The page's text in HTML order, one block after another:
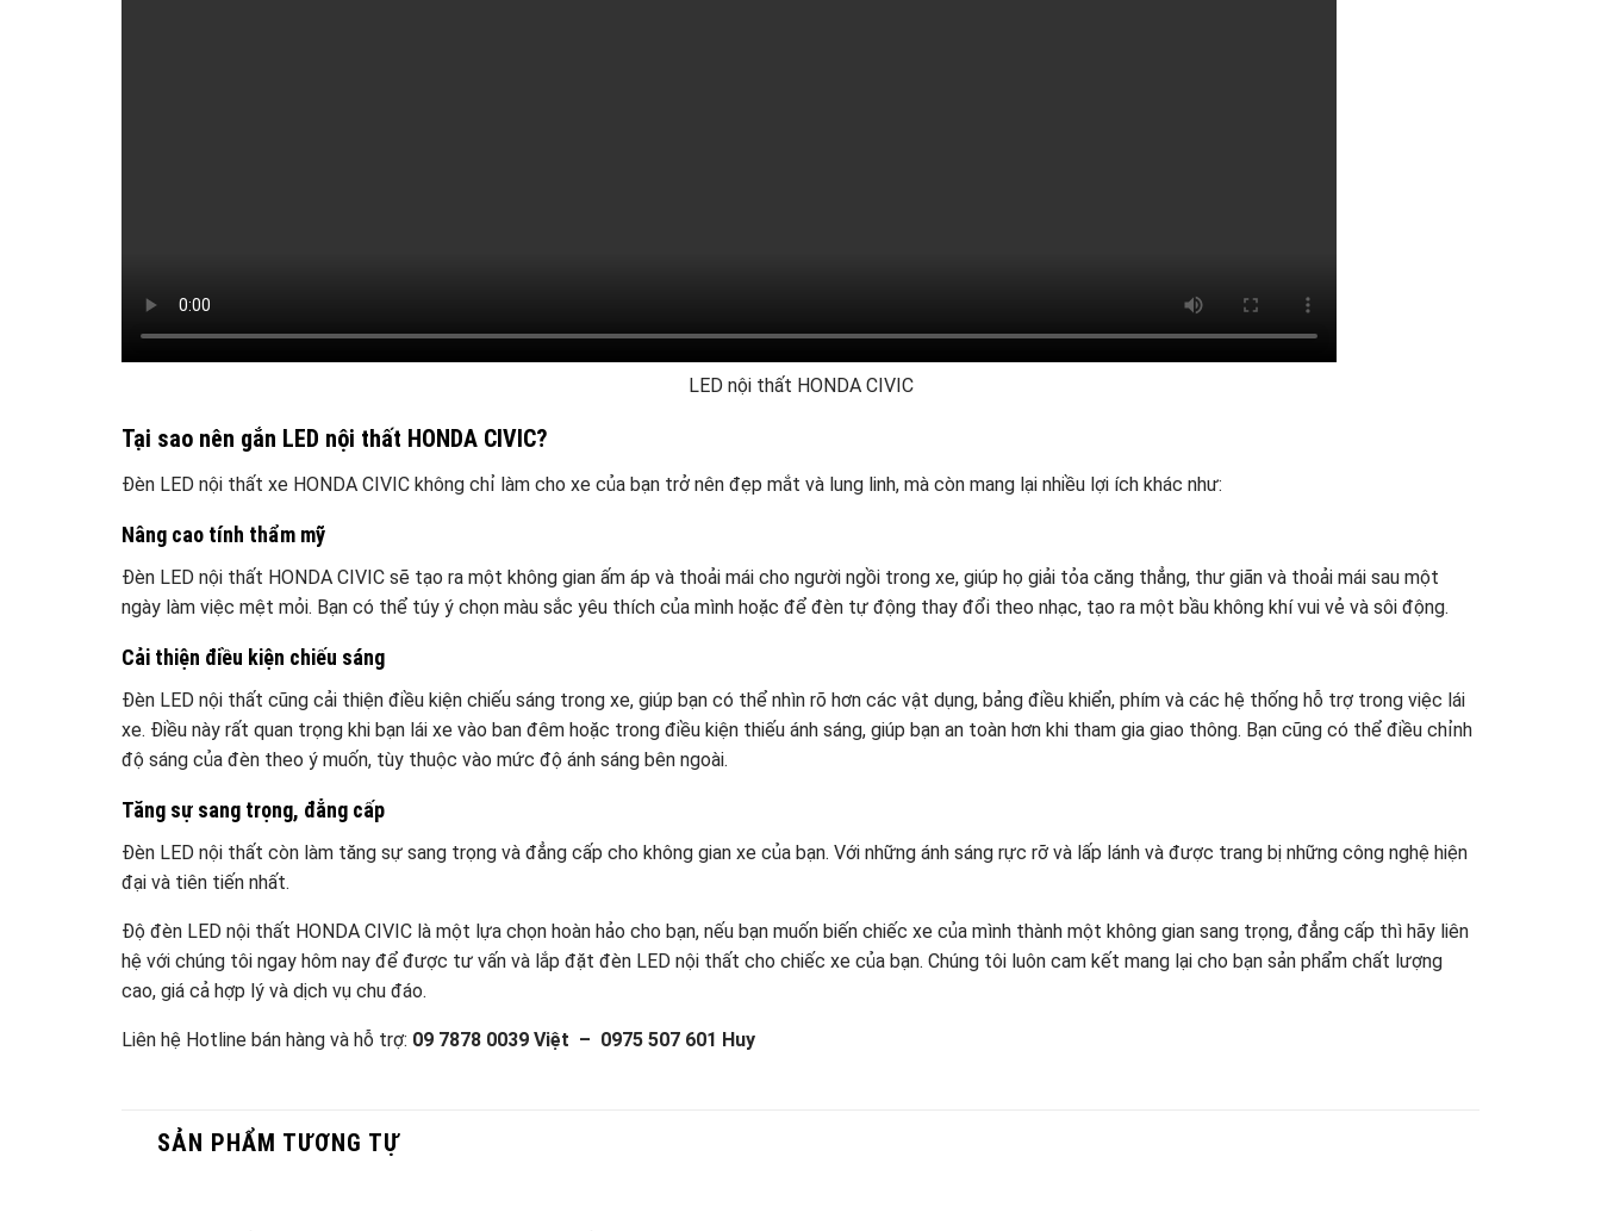
LED nội thất HONDA CIVIC
Tại sao nên gắn LED nội thất HONDA CIVIC?
Đèn LED nội thất xe HONDA CIVIC không chỉ làm cho xe của bạn trở nên đẹp mắt và lung linh, mà còn mang lại nhiều lợi ích khác như:
Nâng cao tính thẩm mỹ
Đèn LED nội thất HONDA CIVIC sẽ tạo ra một không gian ấm áp và thoải mái cho người ngồi trong xe, giúp họ giải tỏa căng thẳng, thư giãn và thoải mái sau một
ngày làm việc mệt mỏi. Bạn có thể túy ý chọn màu sắc yêu thích của mình hoặc để đèn tự động thay đổi theo nhạc, tạo ra một bầu không khí vui vẻ và sôi động.
Cải thiện điều kiện chiếu sáng
Đèn LED nội thất cũng cải thiện điều kiện chiếu sáng trong xe, giúp bạn có thể nhìn rõ hơn các vật dụng, bảng điều khiển, phím và các hệ thống hỗ trợ trong việc lái
xe. Điều này rất quan trọng khi bạn lái xe vào ban đêm hoặc trong điều kiện thiếu ánh sáng, giúp bạn an toàn hơn khi tham gia giao thông. Bạn cũng có thể điều chỉnh
độ sáng của đèn theo ý muốn, tùy thuộc vào mức độ ánh sáng bên ngoài.
Tăng sự sang trọng, đẳng cấp
Đèn LED nội thất còn làm tăng sự sang trọng và đẳng cấp cho không gian xe của bạn. Với những ánh sáng rực rỡ và lấp lánh và được trang bị những công nghệ hiện
đại và tiên tiến nhất.
Độ đèn LED nội thất HONDA CIVIC là một lựa chọn hoàn hảo cho bạn, nếu bạn muốn biến chiếc xe của mình thành một không gian sang trọng, đẳng cấp thì hãy liên
hệ với chúng tôi ngay hôm nay để được tư vấn và lắp đặt đèn LED nội thất cho chiếc xe của bạn. Chúng tôi luôn cam kết mang lại cho bạn sản phẩm chất lượng
cao, giá cả hợp lý và dịch vụ chu đáo.
Liên hệ Hotline bán hàng và hỗ trợ: 09 7878 0039 Việt – 0975 507 601 Huy
SẢN PHẨM TƯƠNG TỰ